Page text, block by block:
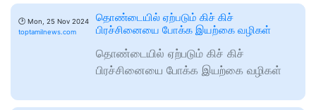
🕑 Mon, 25 Nov 2024
toptamilnews.com
தொண்டையில் ஏற்படும் கிச் கிச்
பிரச்சினையை போக்க இயற்கை வழிகள்
தொண்டையில் ஏற்படும் கிச் கிச்
பிரச்சினையை போக்க இயற்கை வழிகள்